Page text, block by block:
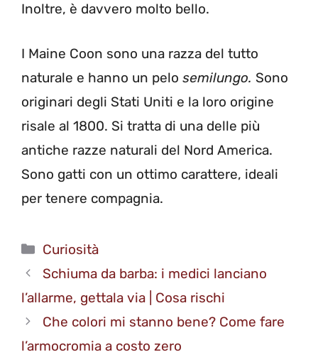
Inoltre, è davvero molto bello.
I Maine Coon sono una razza del tutto
naturale e hanno un pelo semilungo. Sono
originari degli Stati Uniti e la loro origine
risale al 1800. Si tratta di una delle più
antiche razze naturali del Nord America.
Sono gatti con un ottimo carattere, ideali
per tenere compagnia.
Categorie
Curiosità
Schiuma da barba: i medici lanciano
l’allarme, gettala via | Cosa rischi
Che colori mi stanno bene? Come fare
l’armocromia a costo zero